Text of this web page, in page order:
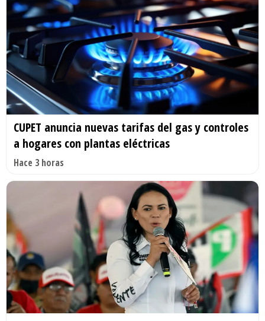
CUPET anuncia nuevas tarifas del gas y controles
a hogares con plantas eléctricas
Hace 3 horas